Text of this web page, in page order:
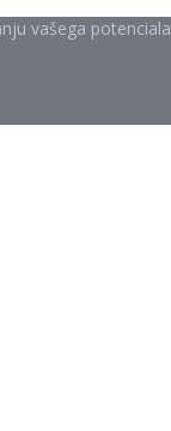
vašega potenciala